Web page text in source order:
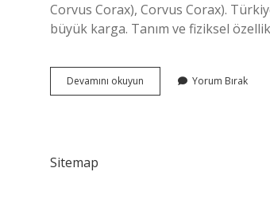
Corvus Corax), Corvus Corax).
büyük karga. Tanım ve fiziksel
Devamını okuyun
Ve
Yorum Bırak
Sitemap